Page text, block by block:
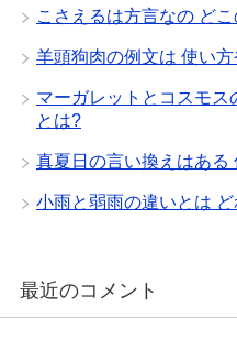
こさえるは方言なの ど
羊頭狗肉の例文は 使い
マーガレットとコスモス
とは?
真夏日の言い換えはある
小雨と弱雨の違いとは
最近のコメント